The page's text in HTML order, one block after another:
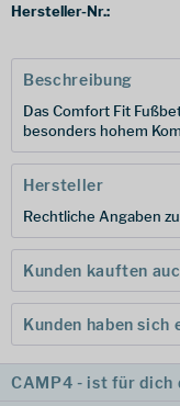
Hersteller-Nr.:
Beschreibung
Das Comfort Fit
besonders hohem
Hersteller
Rechtliche Angaben
Kunden kauften
Kunden haben sich
CAMP4 - ist für dich